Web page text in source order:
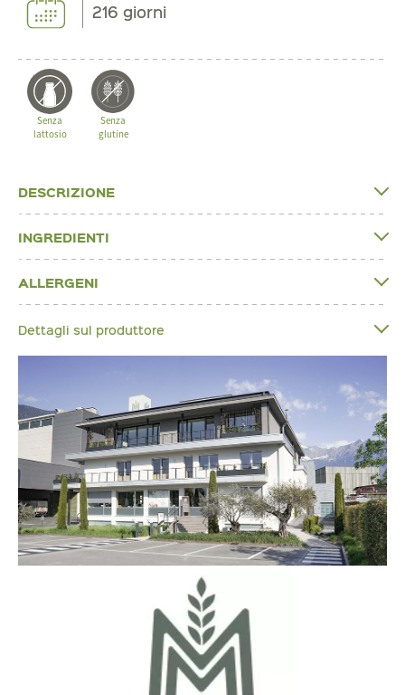
216 giorni
Senza
lattosio
Senza
glutine
DESCRIZIONE
INGREDIENTI
ALLERGENI
Dettagli sul produttore